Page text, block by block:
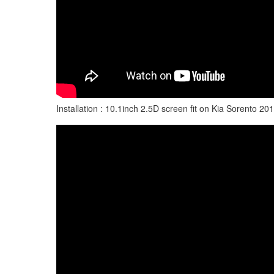
Installation : 10.1inch 2.5D screen fit on Kia Sorento